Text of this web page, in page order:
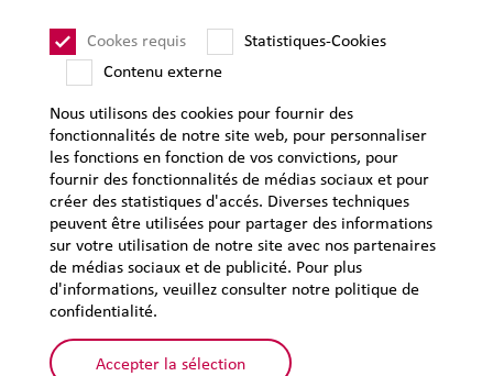
LEHVOSS International
CGV
CGA
Mentions légales
Protection des données personnelles
Cookes requis
Statistiques-Cookies
Contenu externe
Nous utilisons des cookies pour fournir des
fonctionnalités de notre site web, pour personnaliser
les fonctions en fonction de vos convictions, pour
fournir des fonctionnalités de médias sociaux et pour
créer des statistiques d'accés. Diverses techniques
peuvent être utilisées pour partager des informations
sur votre utilisation de notre site avec nos partenaires
de médias sociaux et de publicité. Pour plus
d'informations, veuillez consulter notre politique de
confidentialité.
Accepter la sélection